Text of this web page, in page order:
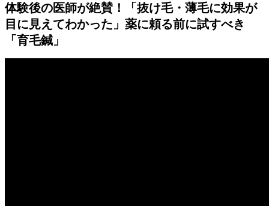
体験後の医師が絶賛！「抜け毛・薄毛に効果が
目に見えてわかった」薬に頼る前に試すべき
「育毛鍼」